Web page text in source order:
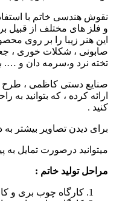
نقوش هندسی خاتم با
و فلز های مختلف از قبیل
این هنر زیبا را بر روی
صابونی ، شکلات خوری ،
تخته نرد و،سرمه دان و ….
صنایع دستی کاظمی ، طرح و
ارائه کرده ، که بتوانید به
کنید .
برای دیدن تصاویر بیشتر به
میتوانید درصورت تمایل به
مراحل تولید خاتم :
کارگاه چوب بری و